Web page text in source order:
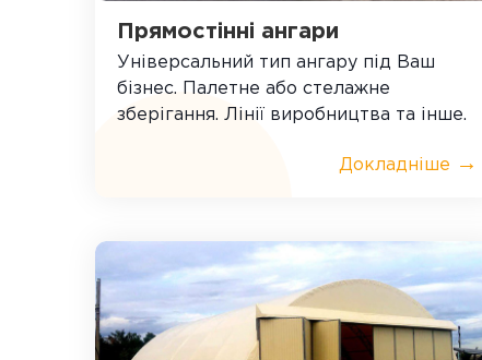
Прямостінні ангари
Універсальний тип ангару під Ваш
бізнес. Палетне або стелажне
зберігання. Лінії виробництва та інше.
Докладніше →